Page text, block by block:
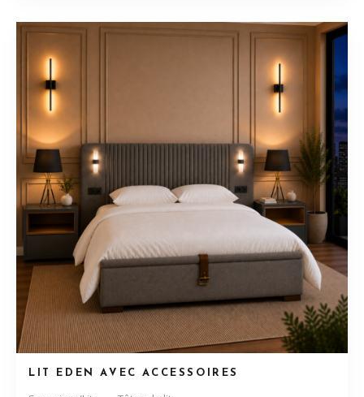
LIT EDEN AVEC ACCESSOIRES